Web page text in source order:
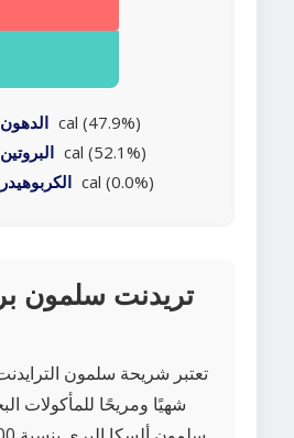
170 cal (47.9%)
184 cal (52.1%)
0 cal (0.0%)
تعتبر شريحة سلمون
شهيًا ومريحًا للمأكولات